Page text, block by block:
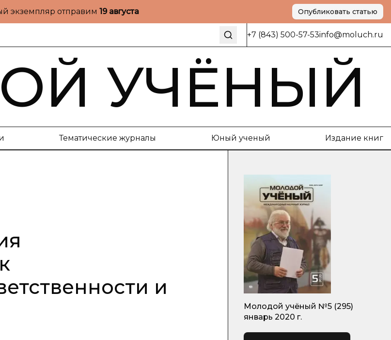
экземпляр отправим 19 августа Опубликовать статью
+7 (843) 500-57-53info@moluch.ru
УЧЁНЫЙ
Тематические журналы Юный ученый Издание книг
и
Молодой учёный №5 (295)
январь 2020 г.